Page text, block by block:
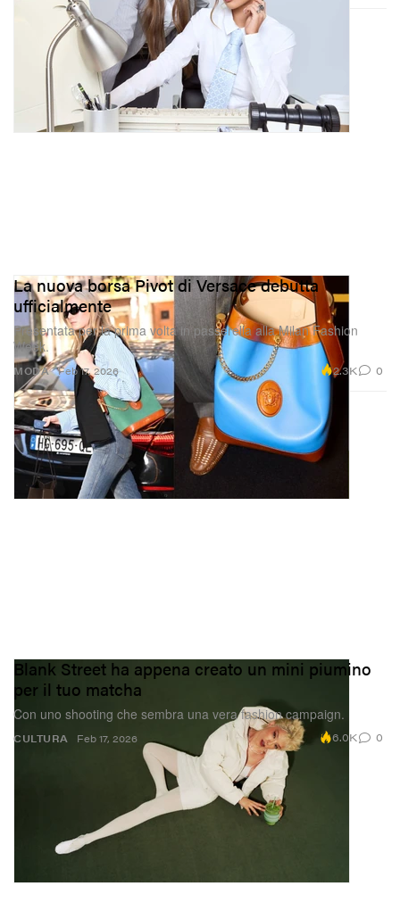
MODA
La nuova borsa Pivot di Versace debutta
ufficialmente
Presentata per la prima volta in passerella alla Milan Fashion
Week.
Feb 17, 2026 2.3K 0
CULTURA
Blank Street ha appena creato un mini piumino
per il tuo matcha
Con uno shooting che sembra una vera fashion campaign.
Feb 17, 2026 6.0K 0